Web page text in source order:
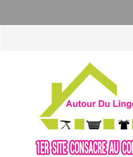
contenu